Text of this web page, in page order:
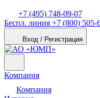
+7 (495) 748-09-07
Беспл. линия +7 (800) 505-
Вход / Регистрация
Компания
Компания